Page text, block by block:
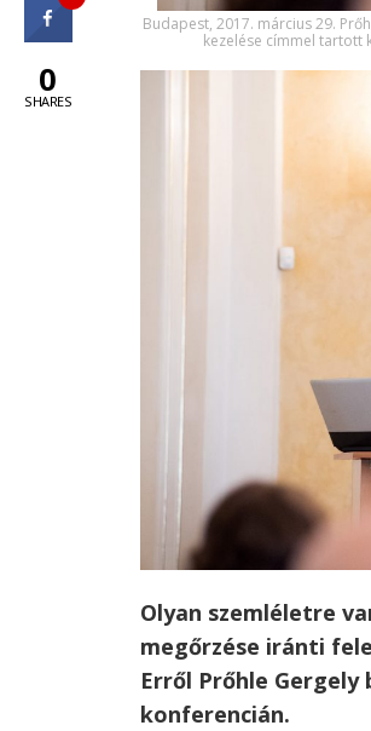
Budapest, 2017. március 29.
kezelése címmel tartott
Olyan szemléletre
megőrzése iránti
Erről Prőhle
konferencián.
0
SHARES